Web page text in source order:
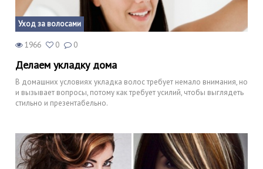
Уход за волосами
1966 0 0
Делаем укладку дома
В домашних условиях укладка волос требует немало внимания, но
и вызывает вопросы, потому как требует усилий, чтобы выглядеть
стильно и презентабельно.